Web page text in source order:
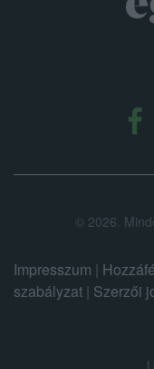
© 2026.
Impresszum |
szabályzat | Szerzői